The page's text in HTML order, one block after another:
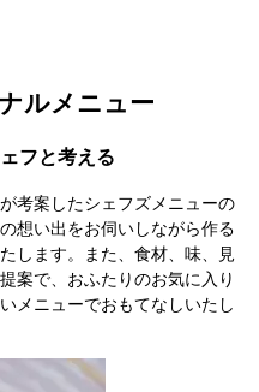
ルメニュー
フと考える
考案したシェフズメニューの
想い出をお伺いしながら作る
します。また、食材、味、見
案で、おふたりのお気に入り
メニューでおもてなしいたし